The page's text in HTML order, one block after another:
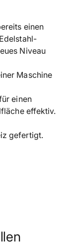
einen
Niveau
Maschine
einen
effektiv.
gefertigt.